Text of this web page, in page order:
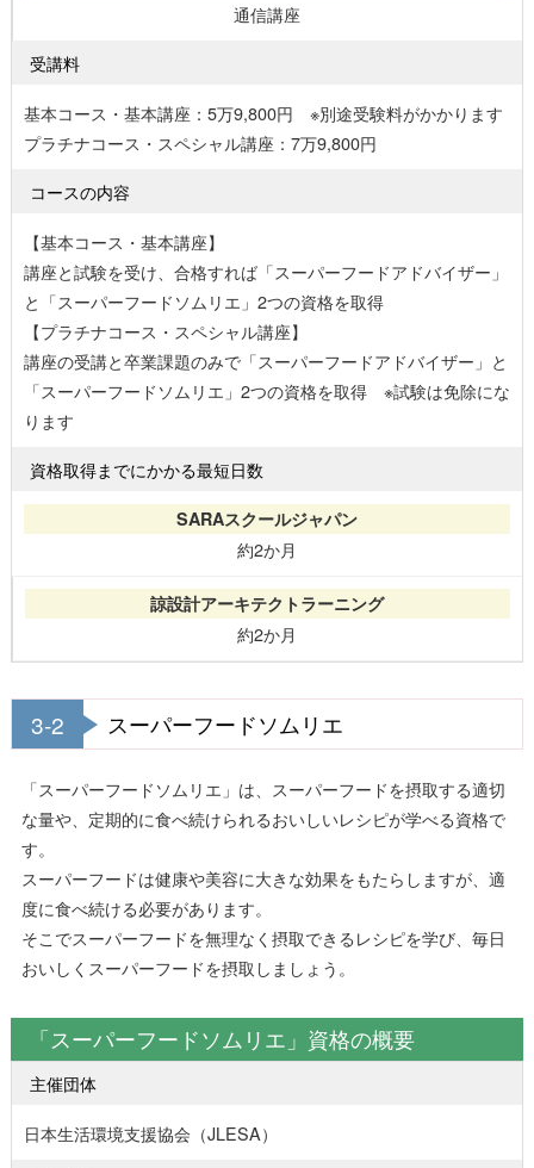
通信講座
受講料
基本コース・基本講座：5万9,800円 ※別途受験料がかかります
プラチナコース・スペシャル講座：7万9,800円
コースの内容
【基本コース・基本講座】
講座と試験を受け、合格すれば「スーパーフードアドバイザー」
と「スーパーフードソムリエ」2つの資格を取得
【プラチナコース・スペシャル講座】
講座の受講と卒業課題のみで「スーパーフードアドバイザー」と
「スーパーフードソムリエ」2つの資格を取得 ※試験は免除にな
ります
資格取得までにかかる最短日数
約2か月
約2か月
3-2 スーパーフードソムリエ
「スーパーフードソムリエ」は、スーパーフードを摂取する適切
な量や、定期的に食べ続けられるおいしいレシピが学べる資格で
す。
スーパーフードは健康や美容に大きな効果をもたらしますが、適
度に食べ続ける必要があります。
そこでスーパーフードを無理なく摂取できるレシピを学び、毎日
おいしくスーパーフードを摂取しましょう。
「スーパーフードソムリエ」資格の概要
主催団体
日本生活環境支援協会（JLESA）